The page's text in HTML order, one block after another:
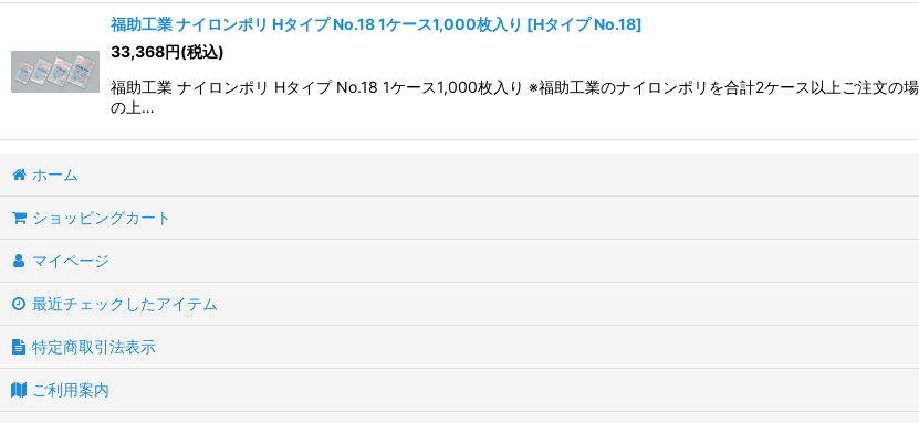
福助工業 ナイロンポリ Hタイプ No.18 1ケース1,000枚入り [Hタイプ No.18]
33,368円(税込)
福助工業 ナイロンポリ Hタイプ No.18 1ケース1,000枚入り ※福助工業のナイロンポリを合計2ケース以上ご注文の
の上…
ホーム
ショッピングカート
マイページ
最近チェックしたアイテム
特定商取引法表示
ご利用案内